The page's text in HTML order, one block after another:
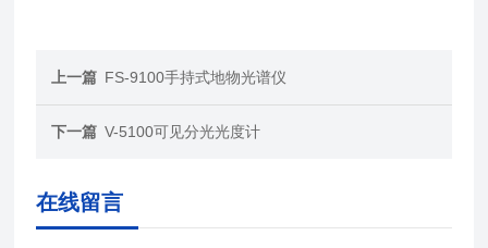
上一篇 FS-9100手持式地物光谱仪
下一篇 V-5100可见分光光度计
在线留言